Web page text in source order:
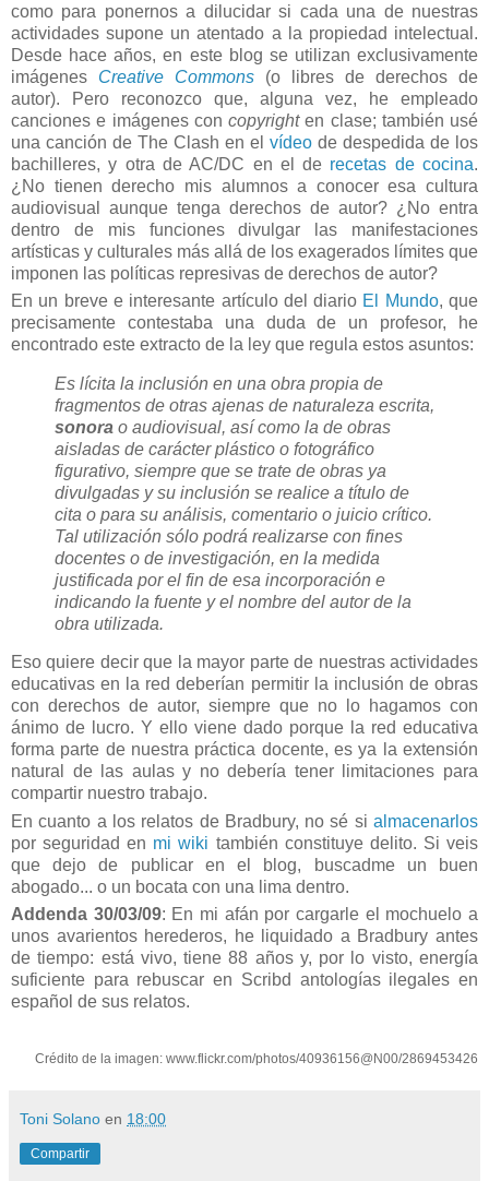
como para ponernos a dilucidar si cada una de nuestras
actividades supone un atentado a la propiedad intelectual.
Desde hace años, en este blog se utilizan exclusivamente
imágenes Creative Commons (o libres de derechos de
autor). Pero reconozco que, alguna vez, he empleado
canciones e imágenes con copyrighten clase; también usé
una canción de The Clash en el vídeo de despedida de los
bachilleres, y otra de AC/DC en el de recetas de cocina.
¿No tienen derecho mis alumnos a conocer esa cultura
audiovisual aunque tenga derechos de autor? ¿No entra
dentro de mis funciones divulgar las manifestaciones
artísticas y culturales más allá de los exagerados límites que
imponen las políticas represivas de derechos de autor?
En un breve e interesante artículo del diario El Mundo, que
precisamente contestaba una duda de un profesor, he
encontrado este extracto de la ley que regula estos asuntos:
Es lícita la inclusión en una obra propia de
fragmentos de otras ajenas de naturaleza escrita,
sonora o audiovisual, así como la de obras
aisladas de carácter plástico o fotográfico
figurativo, siempre que se trate de obras ya
divulgadas y su inclusión se realice a título de
cita o para su análisis, comentario o juicio crítico.
Tal utilización sólo podrá realizarse con fines
docentes o de investigación, en la medida
justificada por el fin de esa incorporación e
indicando la fuente y el nombre del autor de la
obra utilizada.
Eso quiere decir que la mayor parte de nuestras actividades
educativas en la red deberían permitir la inclusión de obras
con derechos de autor, siempre que no lo hagamos con
ánimo de lucro. Y ello viene dado porque la red educativa
forma parte de nuestra práctica docente, es ya la extensión
natural de las aulas y no debería tener limitaciones para
compartir nuestro trabajo.
En cuanto a los relatos de Bradbury, no sé si almacenarlos
por seguridad en mi wiki también constituye delito. Si veis
que dejo de publicar en el blog, buscadme un buen
abogado... o un bocata con una lima dentro.
Addenda 30/03/09: En mi afán por cargarle el mochuelo a
unos avarientos herederos, he liquidado a Bradbury antes
de tiempo: está vivo, tiene 88 años y, por lo visto, energía
suficiente para rebuscar en Scribd antologías ilegales en
español de sus relatos.
Crédito de la imagen: www.flickr.com/photos/40936156@N00/2869453426
Toni Solano en 18:00
Compartir